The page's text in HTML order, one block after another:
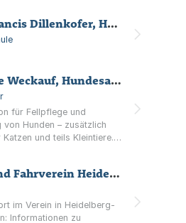
Julie Francis Dillenkofer, Hundeschule Julie & Bonnie
Melanie Weckauf, Hundesalon, HUNDertpro
für Fellpflege und
von Hunden – zusätzlich
und teils Kleintiere.
Reit- und Fahrverein Heidelberg-Wieblingen e.V.
im Verein in Heidelberg-
Informationen zu